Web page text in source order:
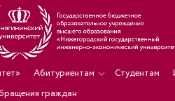
Абитуриентам Студентам
граждан